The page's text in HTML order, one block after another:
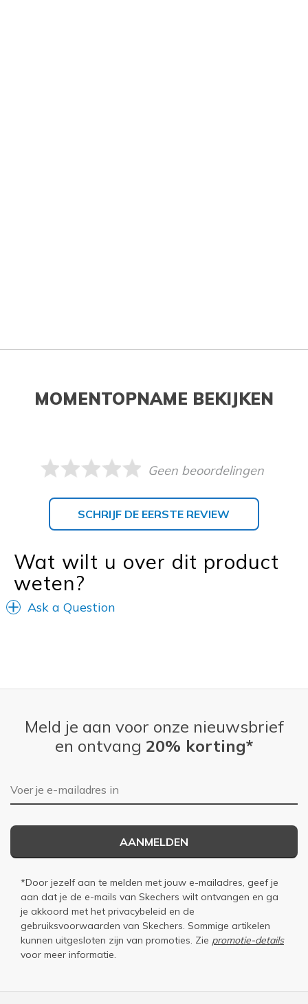
MOMENTOPNAME BEKIJKEN
Geen beoordelingen
SCHRIJF DE EERSTE REVIEW
Wat wilt u over dit product
weten?
Ask a Question
Meld je aan voor onze nieuwsbrief
en ontvang 20% korting*
E-mailadres
AANMELDEN
*Door jezelf aan te melden met jouw e-mailadres, geef je
aan dat je de e-mails van Skechers wilt ontvangen en ga
je akkoord met het privacybeleid en de
gebruiksvoorwaarden van Skechers. Sommige artikelen
kunnen uitgesloten zijn van promoties. Zie promotie-details
voor meer informatie.